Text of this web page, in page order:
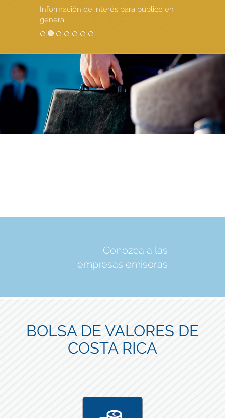
Información de interés para público en
general
Conozca a las
empresas emisoras
BOLSA DE VALORES DE
COSTA RICA